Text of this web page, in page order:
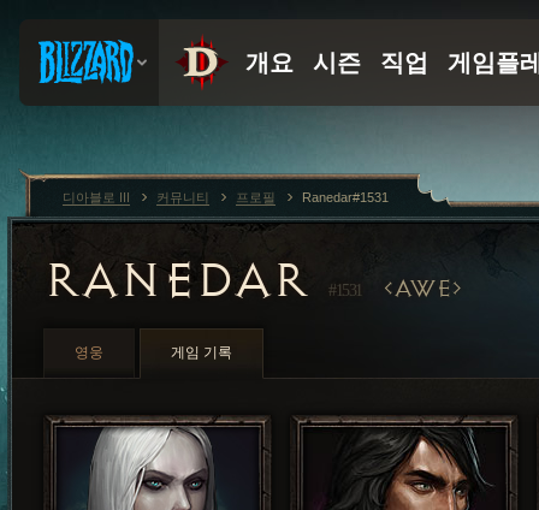
RANEDAR #1531 AWE
영웅 게임 기록
디아블로 III 커뮤니티 프로필 Ranedar#1531